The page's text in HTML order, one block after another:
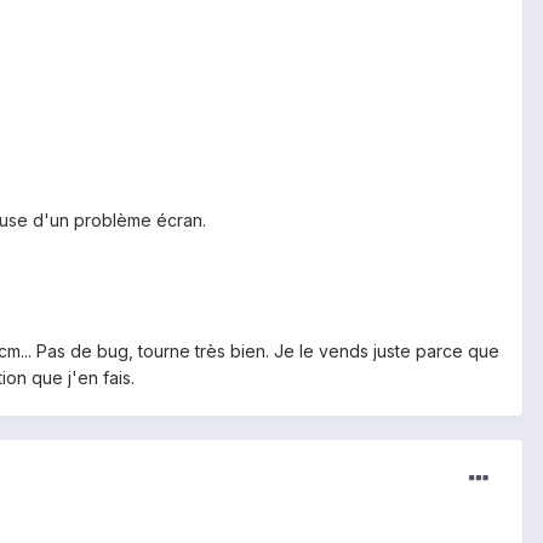
d'un problème écran.
Pas de bug, tourne très bien. Je le vends juste parce que
que j'en fais.